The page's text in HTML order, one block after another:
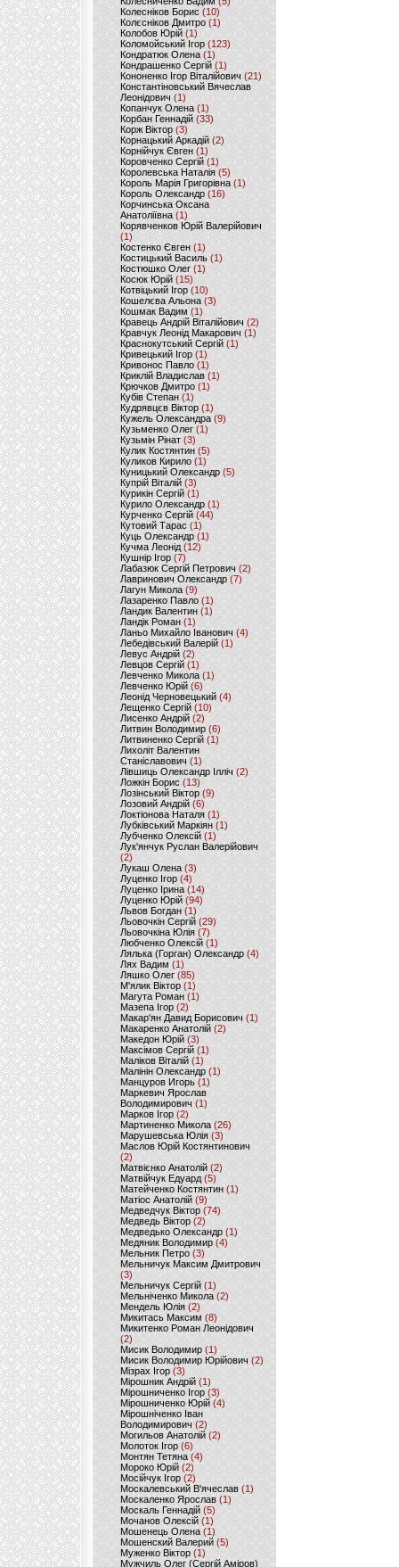
Колесніков Борис (10)
Колєсніков Дмитро (1)
Колобов Юрій (1)
Коломойський Ігор (123)
Кондратюк Олена(1)
Кондрашенко Сергій (1)
Кононенко Ігор Віталійович (21)
Константіновський Вячеслав
Леонідович (1)
Копанчук Олена (1)
Корбан Геннадій (33)
Корж Віктор (3)
Корнацький Аркадій (2)
Корнійчук Євген (1)
Коровченко Сергій (1)
Королевська Наталія(5)
Король Марія Григорівна (1)
Король Олександр (16)
Корчинська Оксана
Анатоліївна (1)
Корявченков Юрій Валерійович
(1)
Костенко Євген (1)
Костицький Василь (1)
Костюшко Олег (1)
Косюк Юрій (15)
Котвіцький Ігор (10)
Кошелєва Альона(3)
Кошмак Вадим (1)
Кравець Андрій Віталійович (2)
Кравчук Леонід Макарович (1)
Краснокутський Сергій (1)
Кривецький Ігор (1)
Кривонос Павло (1)
Криклій Владислав (1)
Крючков Дмитро(1)
Кубів Степан(1)
Кудрявцєв Віктор (1)
Кужель Олександра (9)
Кузьменко Олег (1)
Кузьмін Рінат(3)
Кулик Костянтин(5)
Куликов Кирило (1)
Куницький Олександр (5)
Купрій Віталій (3)
Курикін Сергій(1)
Курило Олександр (1)
Курченко Сергій (44)
Кутовий Тарас (1)
Куць Олександр (1)
Кучма Леонід (12)
Кушнір Ігор(7)
Лабазюк Сергій Петрович (2)
Лавринович Олександр(7)
Лагун Микола(9)
Лазаренко Павло (1)
Ландик Валентин (1)
Ландік Роман (1)
Ланьо Михайло Іванович(4)
Лебедівський Валерій(1)
Левус Андрій(2)
Левцов Сергій (1)
Левченко Микола (1)
Левченко Юрій (6)
Леонід Черновецький (4)
Лещенко Сергій (10)
Лисенко Андрій (2)
Литвин Володимир (6)
Литвиненко Сергій (1)
Лихоліт Валентин
Станіславович (1)
Лівшиць Олександр Ілліч (2)
Ложкін Борис(13)
Лозінський Віктор(9)
Лозовий Андрій (6)
Локтіонова Наталя (1)
Лубківський Маркіян(1)
Лубченко Олексій (1)
Лук'янчук Руслан Валерійович
(2)
Лукаш Олена (3)
Луценко Ігор (4)
Луценко Ірина (14)
Луценко Юрій (94)
Львов Богдан (1)
Льовочкін Сергій (29)
Льовочкіна Юлія(7)
Любченко Олексій(1)
Лялька (Горган) Олександр(4)
Лях Вадим (1)
Ляшко Олег (85)
М'ялик Віктор(1)
Магута Роман(1)
Мазепа Ігор (2)
Макар'ян Давид Борисович(1)
Макаренко Анатолій (2)
Македон Юрій(3)
Максімов Сергій (1)
Маліков Віталій (1)
Малінін Олександр (1)
Манцуров Игорь (1)
Маркевич Ярослав
Володимирович (1)
Марков Ігор (2)
Мартиненко Микола (26)
Марушевська Юлія (3)
Маслов Юрій Костянтинович
(2)
Матвієнко Анатолій (2)
Матвійчук Едуард(5)
Матейченко Костянтин (1)
Матіос Анатолій (9)
Медведчук Віктор(74)
Медведь Віктор (2)
Медведько Олександр (1)
Медяник Володимир(4)
Мельник Петро (3)
Мельничук Максим Дмитрович
(3)
Мельничук Сергій (1)
Мельніченко Микола (2)
Мендель Юлія (2)
Микитась Максим (8)
Микитенко Роман Леонідович
(2)
Мисик Володимир (1)
Мисик Володимир Юрійович(2)
Мізрах Ігор(3)
Мірошник Андрій(1)
Мірошниченко Ігор (3)
Мірошниченко Юрій(4)
Мірошніченко Іван
Володимирович (2)
Могильов Анатолій (2)
Молоток Ігор (6)
Монтян Тетяна (4)
Мороко Юрій(2)
Мосійчук Ігор (2)
Москалевський В'ячеслав (1)
Москаленко Ярослав (1)
Москаль Геннадій (5)
Мочанов Олексій(1)
Мошенець Олена(1)
Мошенский Валерий (5)
Муженко Віктор (1)
Мужчиль Олег (Сергій Аміров)